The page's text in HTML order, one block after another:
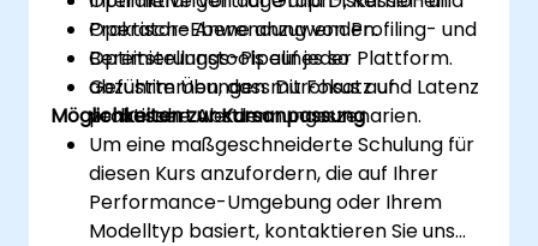
Operator-Ebene anzuwenden.
Bereitstellungs-Pipelines so
abzustimmen, dass Durchsatz und Latenz
verbessert werden.
Praktische Anwendung von Profiling- und
Optimierungstools auf jeder Plattform.
Geführte Übungen mit Fokus auf
praktische Abstimmungsszenarien.
Möglichkeiten zur Kursanpassung
Um eine maßgeschneiderte Schulung für
diesen Kurs anzufordern, die auf Ihrer
Performance-Umgebung oder Ihrem
Modelltyp basiert, kontaktieren Sie uns